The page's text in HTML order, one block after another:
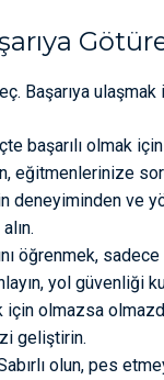
Başarıya ulaşmak
başarılı olmak
eğitmenlerinize
deneyiminden ve
öğrenmek,
yol güvenliği
olmazsa
geliştirin.
olun, pes